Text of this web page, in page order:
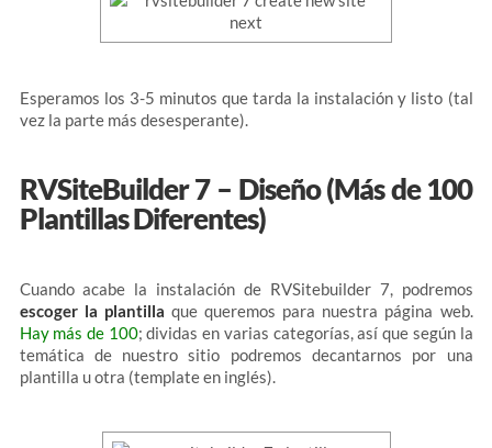
Esperamos los 3-5 minutos que tarda la instalación y listo (tal
vez la parte más desesperante).
RVSiteBuilder 7 – Diseño (Más de 100
Plantillas Diferentes)
Cuando acabe la instalación de RVSitebuilder 7, podremos
escoger la plantilla que queremos para nuestra página web.
Hay más de 100; dividas en varias categorías, así que según la
temática de nuestro sitio podremos decantarnos por una
plantilla u otra (template en inglés).